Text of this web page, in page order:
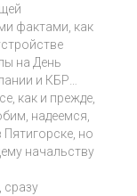
фактами, как
на День
и КБР…
как и прежде,
надеемся,
Пятигорске, но
начальству